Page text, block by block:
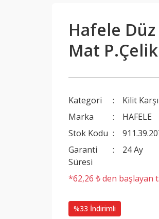
Hafele Düz
Mat
Kategori
Kilit
Marka
HAFELE
Stok Kodu
Garanti
Süresi
24 Ay
*62,26 ₺ den başlayan
%33 İndirimli